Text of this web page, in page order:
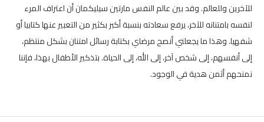
للآخرين وللعالم. وقد بين عالم النفس مارتين سيليكمان أن اعتراف المرء
لنفسه بامتنانه للآخر، يرفع سعادته بنسبة أكبر بكثير من التعبير عنها كتابيا أو
شفهيا. وهذا ما يجعلني أنصح مرضاي بكتابة رسائل امتنان بشكل منتظم،
إلى أنفسهم، إلى شخص آخر، إلى الله، إلى الحياة. بتذكير الأطفال بهذا، فإننا
نمنحهم أثمن هدية في الوجود.